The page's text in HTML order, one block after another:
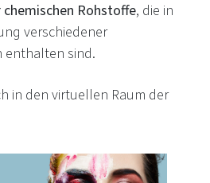
Rohstoffe, die in
verschiedener
enthalten sind.
in den virtuellen Raum der